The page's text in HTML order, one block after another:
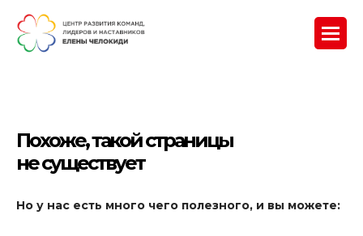
Похоже, такой страницы
не существует
Но у нас есть много чего полезного, и вы можете: